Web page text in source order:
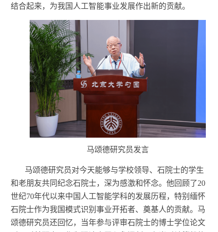
结合起来，为我国人工智能事业发展作出新的贡献。
马颂德研究员发言
马颂德研究员对今天能够与学校领导、石院士的学生
和老朋友共同纪念石院士，深为感激和怀念。他回顾了20
世纪70年代以来中国人工智能学科的发展历程，特别缅怀
石院士作为我国模式识别事业开拓者、奠基人的贡献。马
颂德研究员还回忆，当年参与评审石院士的博士学位论文